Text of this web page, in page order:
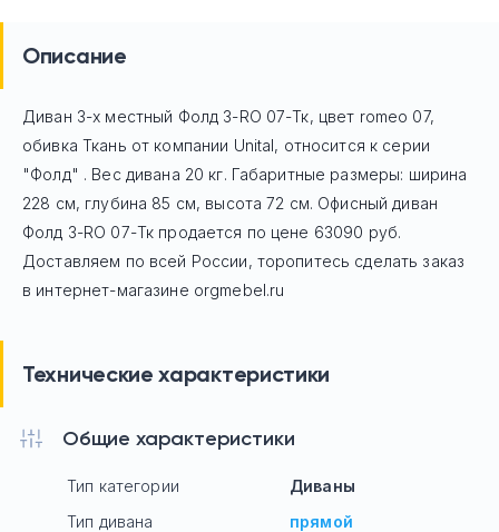
Описание
Диван 3-х местный Фолд 3-RO 07-Тк, цвет romeo 07,
обивка Ткань от компании Unital, относится к серии
"Фолд" . Вес дивана 20 кг. Габаритные размеры: ширина
228 см, глубина 85 см, высота 72 см. Офисный диван
Фолд 3-RO 07-Тк продается по цене 63090 руб.
Доставляем по всей России, торопитесь сделать заказ
в интернет-магазине orgmebel.ru
Технические характеристики
Общие характеристики
Тип категории
Диваны
Тип дивана
прямой